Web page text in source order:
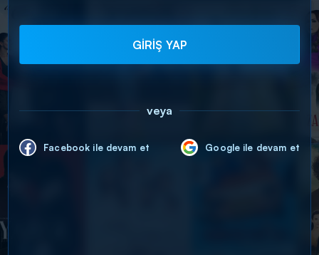
GİRİŞ YAP
veya
Facebook ile devam et Google ile devam et